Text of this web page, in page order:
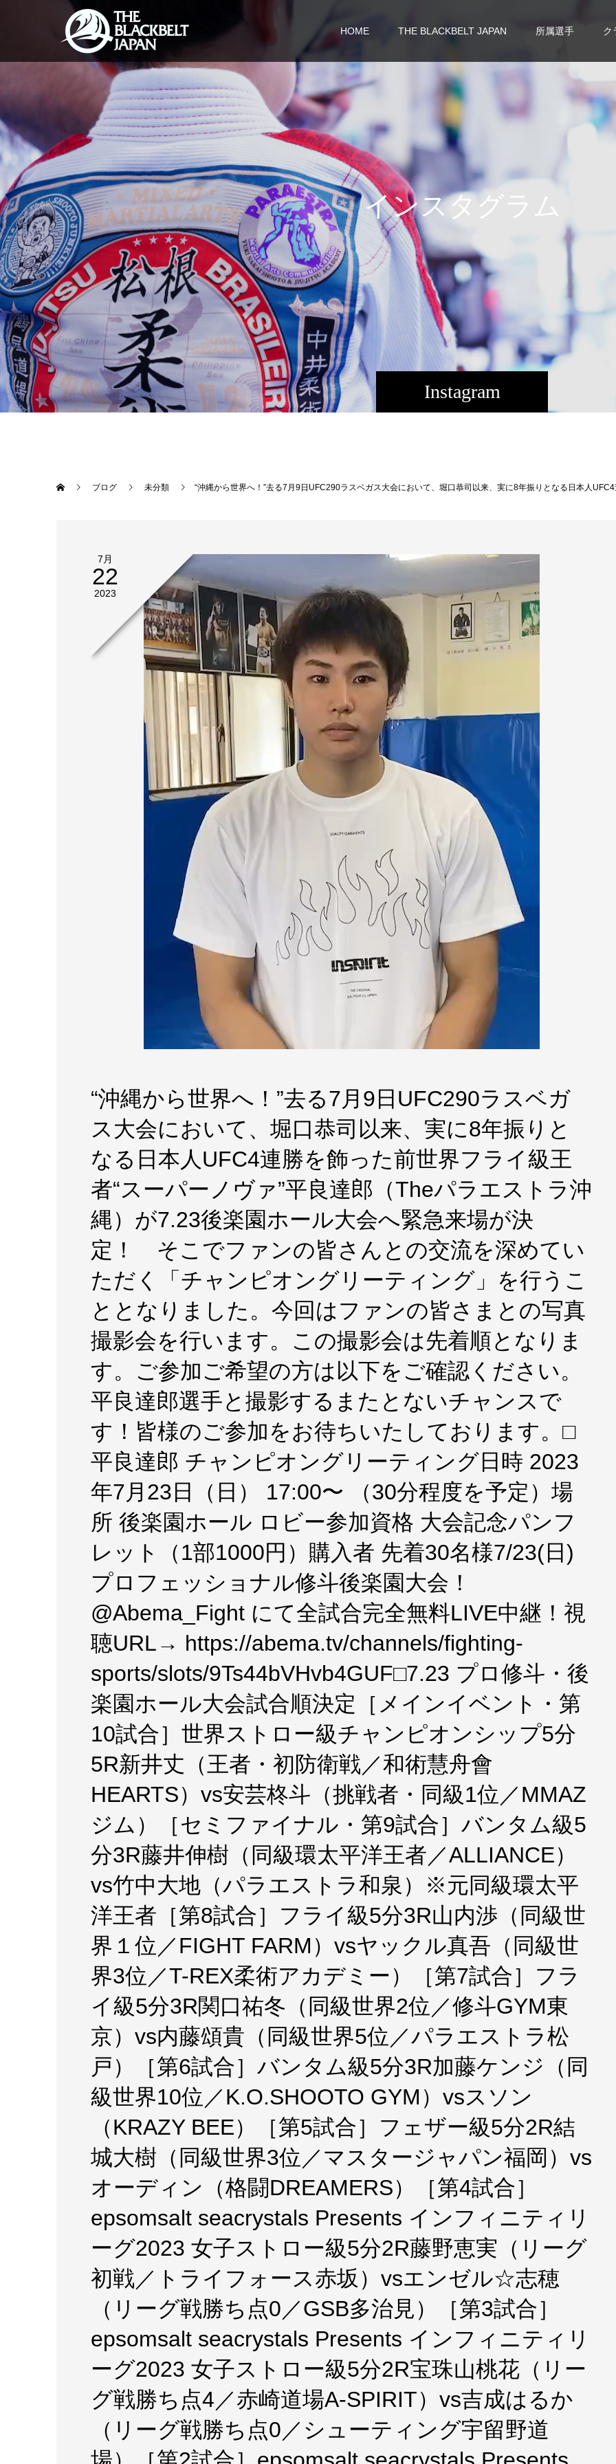
HOME THE BLACKBELT JAPAN 所属選手 ク
Instagram
インスタグラ ム
ブログ 未分類 “沖縄から世界へ！”去る7月9日UFC290ラスベガス大会において、堀口恭司以来、実に8年振りとなる日本人UFC4連勝を飾った前世界フライ級王者“スーパーノヴァ”平良達郎（Theパラエストラ沖縄）が7.23後楽園ホール大会へ緊急来場が決定！ そこでファンの皆さんとの交流を深めていただく「チャンピオングリーティング」を行うこととなりました。今回はファンの皆さまとの写真撮影会を行います。この撮影会は先着順となります。ご参加ご希望の方は以下をご確認ください。平良達郎選手と撮影するまたとないチャンスです！皆様のご参加をお待ちいたしております。□平良達郎 チャンピオングリーティング日時 2023年7月23日（日） 17:00〜 （30分程度を予定）場所 後楽園ホール ロビー参加資格 大会記念パンフレット（1部1000円）購入者 先着30名様7/23(日)プロフェッショナル修斗後楽園大会！@Abema_Fight にて全試合完全無料LIVE中継！視聴URL→ https://abema.tv/channels/fighting-sports/slots/9Ts44bVHvb4GUF□7.23 プロ修斗・後楽園ホール大会試合順決定［メインイベント・第10試合］世界ストロー級チャンピオンシップ5分5R新井丈（王者・初防衛戦／和術慧舟會HEARTS）vs安芸柊斗（挑戦者・同級1位／MMAZジム）［セミファイナル・第9試合］バンタム級5分3R藤井伸樹（同級環太平洋王者／ALLIANCE）vs竹中大地（パラエストラ和泉）※元同級環太平洋王者［第8試合］フライ級5分3R山内渉（同級世界１位／FIGHT FARM）vsヤックル真吾（同級世界3位／T-REX柔術アカデミー）［第7試合］フライ級5分3R関口祐冬（同級世界2位／修斗GYM東京）vs内藤頌貴（同級世界5位／パラエストラ松戸）［第6試合］バンタム級5分3R加藤ケンジ（同級世界10位／K.O.SHOOTO GYM）vsスソン（KRAZY BEE）［第5試合］フェザー級5分2R結城大樹（同級世界3位／マスタージャパン福岡）vsオーディン（格闘DREAMERS）［第4試合］epsomsalt seacrystals Presents インフィニティリーグ2023 女子ストロー級5分2R藤野恵実（リーグ初戦／トライフォース赤坂）vsエンゼル☆志穂（リーグ戦勝ち点0／GSB多治見）［第3試合］epsomsalt seacrystals Presents インフィニティリーグ2023 女子ストロー級5分2R宝珠山桃花（リーグ戦勝ち点4／赤崎道場A-SPIRIT）vs吉成はるか（リーグ戦勝ち点0／シューティング宇
7月
22
2023
“沖縄から世界へ！”去る7月9日UFC290ラスベガ
ス大会において、堀口恭司以来、実に8年振りと
なる日本人UFC4連勝を飾った前世界フライ級王
者“スーパーノヴァ”平良達郎（Theパラエストラ沖
縄）が7.23後楽園ホール大会へ緊急来場が決
定！ そこでファンの皆さんとの交流を深めてい
ただく「チャンピオングリーティング」を行うこ
ととなりました。今回はファンの皆さまとの写真
撮影会を行います。この撮影会は先着順となりま
す。ご参加ご希望の方は以下をご確認ください。
平良達郎選手と撮影するまたとないチャンスで
す！皆様のご参加をお待ちいたしております。□
平良達郎 チャンピオングリーティング日時 2023
年7月23日（日） 17:00〜 （30分程度を予定）場
所 後楽園ホール ロビー参加資格 大会記念パンフ
レット（1部1000円）購入者 先着30名様7/23(日)
プロフェッショナル修斗後楽園大会！
@Abema_Fight にて全試合完全無料LIVE中継！視
聴URL→ https://abema.tv/channels/fighting-
sports/slots/9Ts44bVHvb4GUF□7.23 プロ修斗・後
楽園ホール大会試合順決定［メインイベント・第
10試合］世界ストロー級チャンピオンシップ5分
5R新井丈（王者・初防衛戦／和術慧舟會
HEARTS）vs安芸柊斗（挑戦者・同級1位／MMAZ
ジム）［セミファイナル・第9試合］バンタム級5
分3R藤井伸樹（同級環太平洋王者／ALLIANCE）
vs竹中大地（パラエストラ和泉）※元同級環太平
洋王者［第8試合］フライ級5分3R山内渉（同級世
界１位／FIGHT FARM）vsヤックル真吾（同級世
界3位／T-REX柔術アカデミー）［第7試合］フラ
イ級5分3R関口祐冬（同級世界2位／修斗GYM東
京）vs内藤頌貴（同級世界5位／パラエストラ松
戸）［第6試合］バンタム級5分3R加藤ケンジ（同
級世界10位／K.O.SHOOTO GYM）vsスソン
（KRAZY BEE）［第5試合］フェザー級5分2R結
城大樹（同級世界3位／マスタージャパン福岡）vs
オーディン（格闘DREAMERS）［第4試合］
epsomsalt seacrystals Presents インフィニティリ
ーグ2023 女子ストロー級5分2R藤野恵実（リーグ
初戦／トライフォース赤坂）vsエンゼル☆志穂
（リーグ戦勝ち点0／GSB多治見）［第3試合］
epsomsalt seacrystals Presents インフィニティリ
ーグ2023 女子ストロー級5分2R宝珠山桃花（リー
グ戦勝ち点4／赤崎道場A-SPIRIT）vs吉成はるか
（リーグ戦勝ち点0／シューティング宇留野道